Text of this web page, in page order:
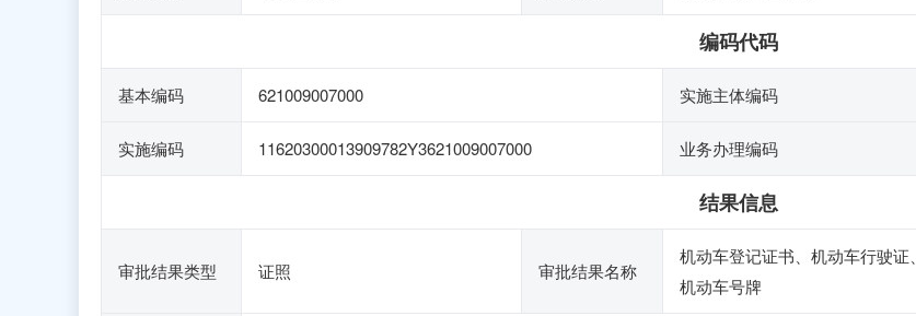
编码代码
基本编码 621009007000 实施主体编码
实施编码 11620300013909782Y3621009007000 业务办理编码
结果信息
审批结果类型 证照 审批结果名称
机动车登记证书、机动车行驶证、
机动车号牌